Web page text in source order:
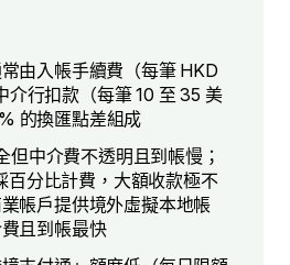
由入帳手續費（每筆 HKD
介行扣款（每筆 10 至 35 美
的換匯點差組成
但中介費不透明且到帳慢；
百分比計費，大額收款極不
帳戶提供境外虛擬本地帳
且到帳最快